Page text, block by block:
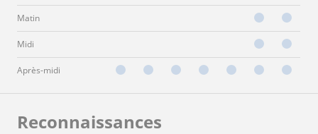
Matin
Midi
Après-midi
Reconnaissances